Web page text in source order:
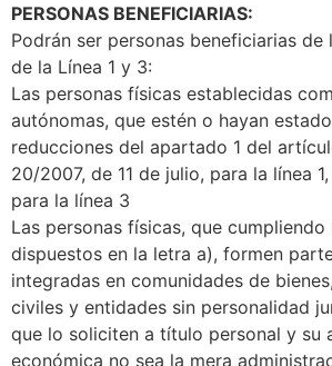
PERSONAS BENEFICIARIAS:
Podrán ser personas beneficiarias de
de la Línea 1 y 3:
Las personas físicas establecidas
autónomas, que estén o hayan
reducciones del apartado 1 del
20/2007, de 11 de julio, para la línea
para la línea 3
Las personas físicas, que
dispuestos en la letra a), formen
integradas en comunidades de
civiles y entidades sin personalidad
que lo soliciten a título personal y su
económica no sea la mera